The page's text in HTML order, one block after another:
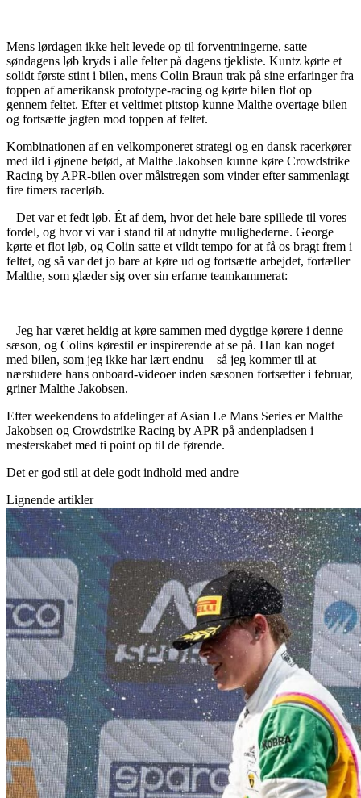
Mens lørdagen ikke helt levede op til forventningerne, satte
søndagens løb kryds i alle felter på dagens tjekliste. Kuntz kørte et
solidt første stint i bilen, mens Colin Braun trak på sine erfaringer fra
toppen af amerikansk prototype-racing og kørte bilen flot op
gennem feltet. Efter et veltimet pitstop kunne Malthe overtage bilen
og fortsætte jagten mod toppen af feltet.
Kombinationen af en velkomponeret strategi og en dansk racerkører
med ild i øjnene betød, at Malthe Jakobsen kunne køre Crowdstrike
Racing by APR-bilen over målstregen som vinder efter sammenlagt
fire timers racerløb.
– Det var et fedt løb. Ét af dem, hvor det hele bare spillede til vores
fordel, og hvor vi var i stand til at udnytte mulighederne. George
kørte et flot løb, og Colin satte et vildt tempo for at få os bragt frem i
feltet, og så var det jo bare at køre ud og fortsætte arbejdet, fortæller
Malthe, som glæder sig over sin erfarne teamkammerat:
– Jeg har været heldig at køre sammen med dygtige kørere i denne
sæson, og Colins kørestil er inspirerende at se på. Han kan noget
med bilen, som jeg ikke har lært endnu – så jeg kommer til at
nærstudere hans onboard-videoer inden sæsonen fortsætter i februar,
griner Malthe Jakobsen.
Efter weekendens to afdelinger af Asian Le Mans Series er Malthe
Jakobsen og Crowdstrike Racing by APR på andenpladsen i
mesterskabet med ti point op til de førende.
Det er god stil at dele godt indhold med andre
Lignende artikler